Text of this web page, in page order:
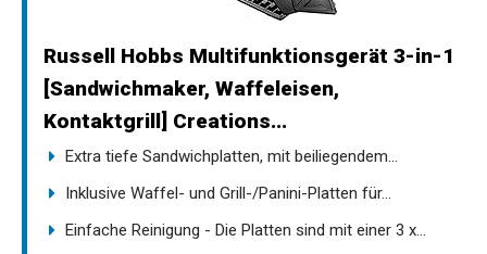
Russell Hobbs Multifunktionsgerät 3-in-1
[Sandwichmaker, Waffeleisen,
Kontaktgrill] Creations...
Extra tiefe Sandwichplatten, mit beiliegendem...
Inklusive Waffel- und Grill-/Panini-Platten für...
Einfache Reinigung - Die Platten sind mit einer 3 x...